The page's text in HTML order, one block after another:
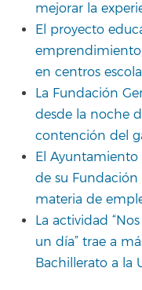
mejorar la
El proyecto
en centros
La Fundación
desde la noche
contención del
El Ayuntamiento
de su Fundación
materia de
La actividad
un día” trae a
Bachillerato a la